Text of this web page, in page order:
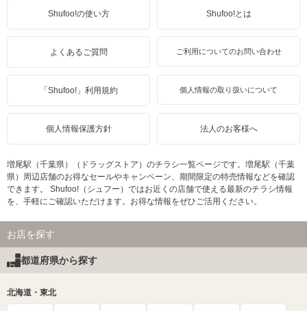
Shufoo!の使い方 Shufoo!とは
よくあるご質問 ご利用についてのお問い合わせ
「Shufoo!」利用規約 個人情報の取り扱いについて
個人情報保護方針 法人のお客様へ
増尾駅（千葉県）（ドラッグストア）のチラシ一覧ページです。増尾駅（千葉
県）周辺店舗のお得なセールやキャンペーン、期間限定の特売情報などを確認
できます。 Shufoo!（シュフー）ではお近くの店舗で使える最新のチラシ情報
を、手軽にご確認いただけます。お得な情報をぜひご活用ください。
お店を探す
都道府県から探す
北海道・東北